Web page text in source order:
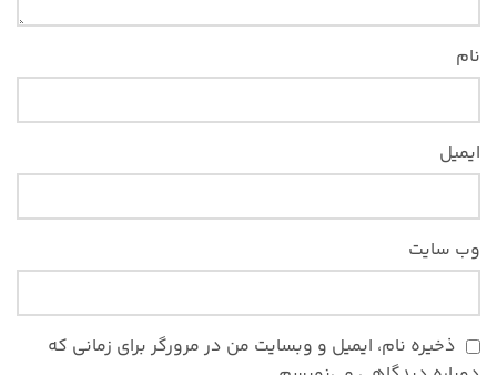
نام
ایمیل
وب‌ سایت
ذخیره نام، ایمیل و وبسایت من در مرورگر برای زمانی که